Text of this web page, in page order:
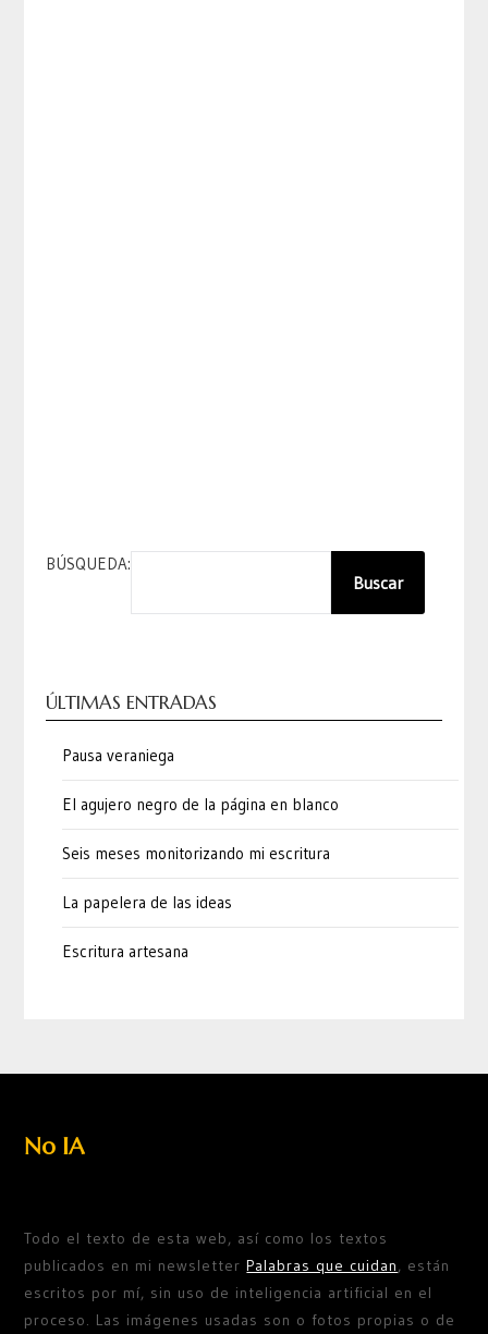
BÚSQUEDA:
Buscar
ÚLTIMAS ENTRADAS
Pausa veraniega
El agujero negro de la página en blanco
Seis meses monitorizando mi escritura
La papelera de las ideas
Escritura artesana
No IA
Todo el texto de esta web, así como los textos
publicados en mi newsletterPalabras que cuidan, están
escritos por mí, sin uso de inteligencia artificial en el
proceso. Las imágenes usadas son o fotos propias o de